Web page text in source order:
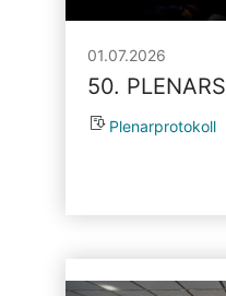
01.07.2026
50.
Plenarprotokoll